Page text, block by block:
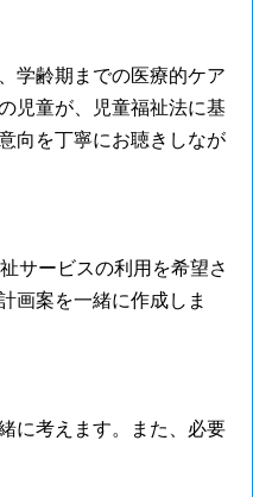
学齢期までの医療的ケア
児童が、児童福祉法に基
向を丁寧にお聴きしなが
サービスの利用を希望さ
画案を一緒に作成しま
に考えます。また、必要